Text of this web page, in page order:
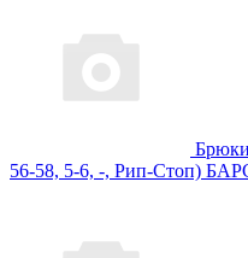
56-58, 5-6, -, Рип-Стоп)